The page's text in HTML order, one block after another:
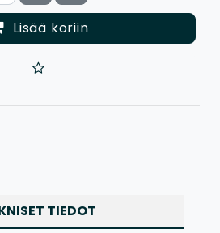
Lisää koriin
TIEDOT